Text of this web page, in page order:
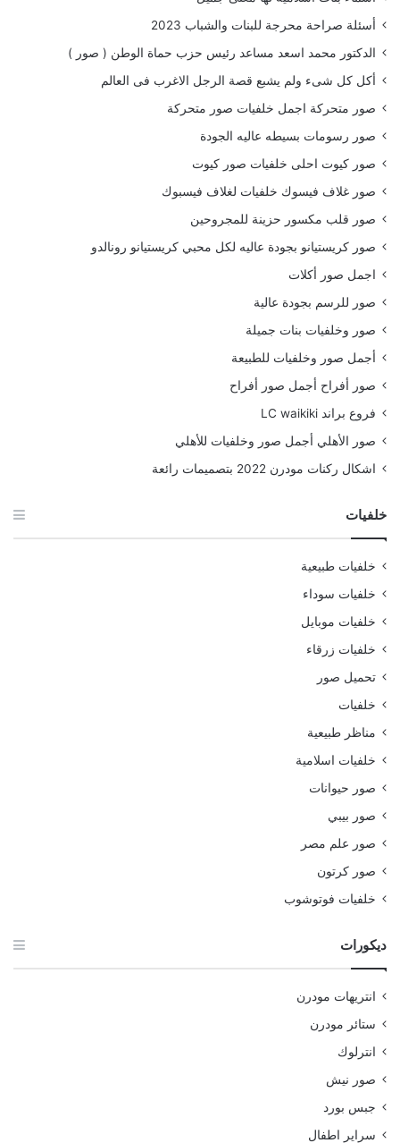
أسئلة صراحة محرجة للبنات والشباب 2023
الدكتور محمد اسعد مساعد رئيس حزب حماة الوطن ( صور )
أكل كل شىء ولم يشبع قصة الرجل الاغرب فى العالم
صور متحركة اجمل خلفيات صور متحركة
صور رسومات بسيطه عاليه الجودة
صور كيوت احلى خلفيات صور كيوت
صور غلاف فيسوك خلفيات لغلاف فيسبوك
صور قلب مكسور حزينة للمجروحين
صور كريستيانو بجودة عاليه لكل محبي كريستيانو رونالدو
اجمل صور أكلات
صور للرسم بجودة عالية
صور وخلفيات بنات جميلة
أجمل صور وخلفيات للطبيعة
صور أفراح أجمل صور أفراح
فروع براند LC waikiki
صور الأهلي أجمل صور وخلفيات للأهلي
اشكال ركنات مودرن 2022 بتصميمات رائعة
خلفيات
خلفيات طبيعية
خلفيات سوداء
خلفيات موبايل
خلفيات زرقاء
تحميل صور
خلفيات
مناظر طبيعية
خلفيات اسلامية
صور حيوانات
صور بيبي
صور علم مصر
صور كرتون
خلفيات فوتوشوب
ديكورات
انتريهات مودرن
ستائر مودرن
انترلوك
صور نيش
جبس بورد
سراير اطفال